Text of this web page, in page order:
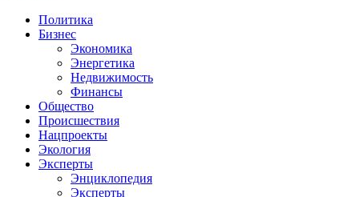
Политика
Бизнес
Экономика
Энергетика
Недвижимость
Финансы
Общество
Происшествия
Нацпроекты
Экология
Эксперты
Энциклопедия
Эксперты